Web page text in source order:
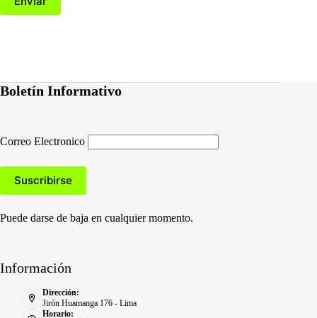
Boletín Informativo
Correo Electronico
Puede darse de baja en cualquier momento.
Información
Dirección:
Jirón Huamanga 176 - Lima
Horario: